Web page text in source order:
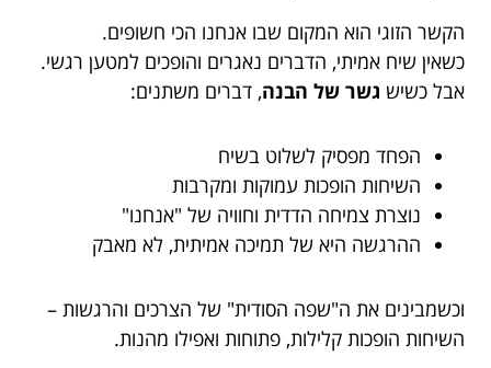
הקשר הזוגי הוא המקום שבו אנחנו הכי חשופים.
כשאין שיח אמיתי, הדברים נאגרים והופכים למטען רגשי.
אבל כשיש גשר של הבנה, דברים משתנים:
הפחד מפסיק לשלוט בשיח
השיחות הופכות עמוקות ומקרבות
נוצרת צמיחה הדדית וחוויה של "אנחנו"
ההרגשה היא של תמיכה אמיתית, לא מאבק
וכשמבינים את ה"שפה הסודית" של הצרכים והרגשות –
השיחות הופכות קלילות, פתוחות ואפילו מהנות.